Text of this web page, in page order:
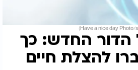
הדור החדש: כך